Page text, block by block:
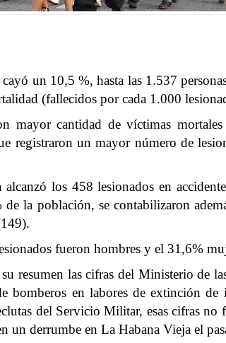
un 10,5 %, hasta las 1.537
(fallecidos por cada 1.000
mayor cantidad de víctimas
registraron un mayor número de
los 458 lesionados en
la población, se contabilizaron
fueron hombres y el 31,6%
resumen las cifras del Ministerio
bomberos en labores de extinción
del Servicio Militar, esas cifras
un derrumbe en La Habana Vieja el